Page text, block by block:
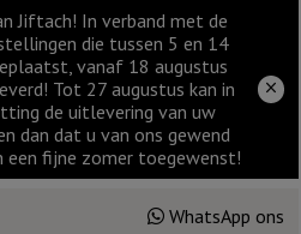
Jiftach! In verband met de
die tussen 5 en 14
vanaf 18 augustus
Tot 27 augustus kan in
de uitlevering van uw
dan dat u van ons gewend
een fijne zomer toegewenst!
WhatsApp ons